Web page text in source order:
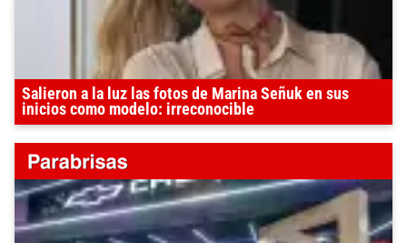
Salieron a la luz las fotos de Marina Señuk en sus
inicios como modelo: irreconocible